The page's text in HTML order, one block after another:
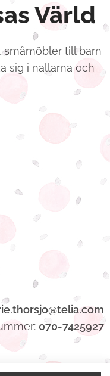
Värld
småmöbler till barn
sig i nallarna och
070-7425927